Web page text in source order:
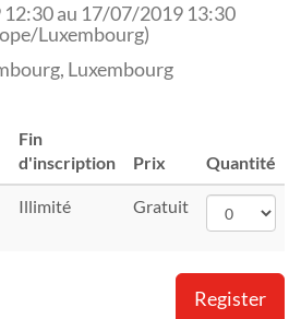
au 17/07/2019 13:30
Luxembourg)
, Luxembourg
Fin
d'inscription
Prix Quantité
Illimité Gratuit
Register